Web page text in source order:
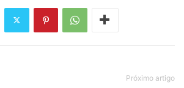
Próximo artigo